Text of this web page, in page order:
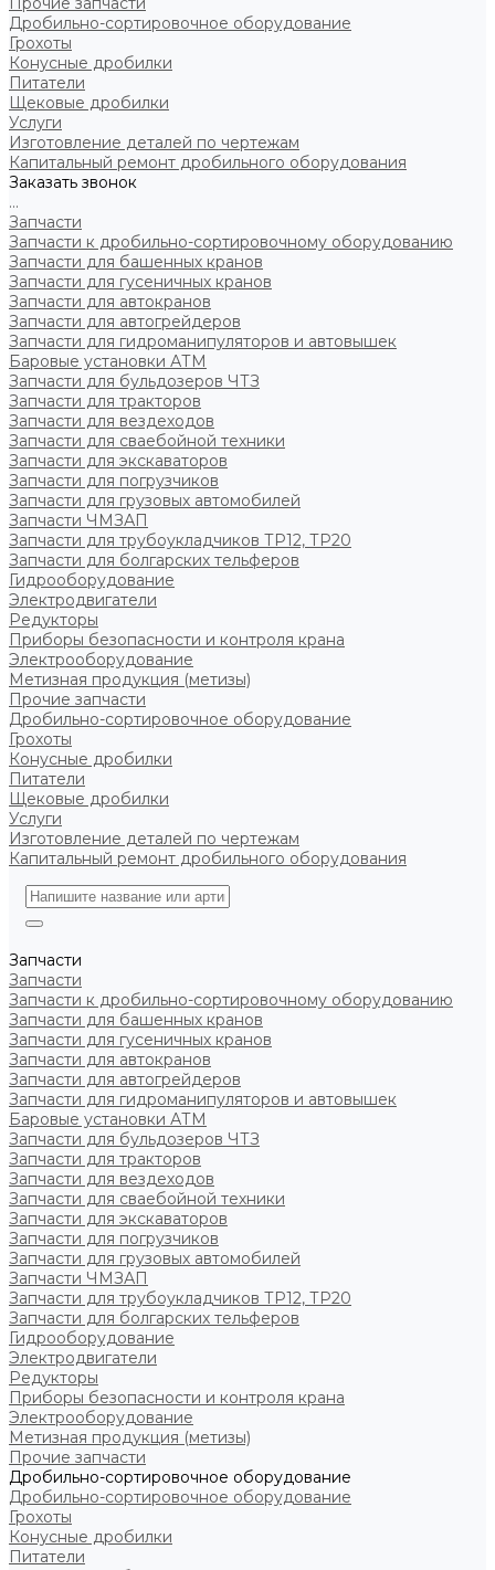
Дробильно-сортировочное оборудование
Грохоты
Конусные дробилки
Питатели
Щековые дробилки
Услуги
Изготовление деталей по чертежам
Капитальный ремонт дробильного оборудования
Заказать звонок
...
Запчасти
Запчасти к дробильно-сортировочному оборудованию
Запчасти для башенных кранов
Запчасти для гусеничных кранов
Запчасти для автокранов
Запчасти для автогрейдеров
Запчасти для гидроманипуляторов и автовышек
Баровые установки АТМ
Запчасти для бульдозеров ЧТЗ
Запчасти для тракторов
Запчасти для вездеходов
Запчасти для сваебойной техники
Запчасти для экскаваторов
Запчасти для погрузчиков
Запчасти для грузовых автомобилей
Запчасти ЧМЗАП
Запчасти для трубоукладчиков ТР12, ТР20
Запчасти для болгарских тельферов
Гидрооборудование
Электродвигатели
Редукторы
Приборы безопасности и контроля крана
Электрооборудование
Метизная продукция (метизы)
Прочие запчасти
Дробильно-сортировочное оборудование
Грохоты
Конусные дробилки
Питатели
Щековые дробилки
Услуги
Изготовление деталей по чертежам
Капитальный ремонт дробильного оборудования
Запчасти
Запчасти
Запчасти к дробильно-сортировочному оборудованию
Запчасти для башенных кранов
Запчасти для гусеничных кранов
Запчасти для автокранов
Запчасти для автогрейдеров
Запчасти для гидроманипуляторов и автовышек
Баровые установки АТМ
Запчасти для бульдозеров ЧТЗ
Запчасти для тракторов
Запчасти для вездеходов
Запчасти для сваебойной техники
Запчасти для экскаваторов
Запчасти для погрузчиков
Запчасти для грузовых автомобилей
Запчасти ЧМЗАП
Запчасти для трубоукладчиков ТР12, ТР20
Запчасти для болгарских тельферов
Гидрооборудование
Электродвигатели
Редукторы
Приборы безопасности и контроля крана
Электрооборудование
Метизная продукция (метизы)
Прочие запчасти
Дробильно-сортировочное оборудование
Дробильно-сортировочное оборудование
Грохоты
Конусные дробилки
Питатели